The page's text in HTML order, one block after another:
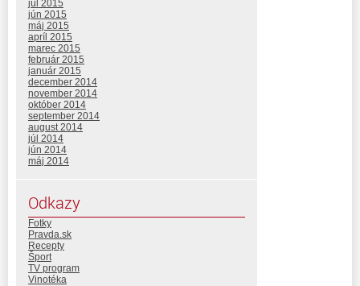
júl 2015
jún 2015
máj 2015
apríl 2015
marec 2015
február 2015
január 2015
december 2014
november 2014
október 2014
september 2014
august 2014
júl 2014
jún 2014
máj 2014
Odkazy
Fotky
Pravda.sk
Recepty
Šport
TV program
Vinotéka